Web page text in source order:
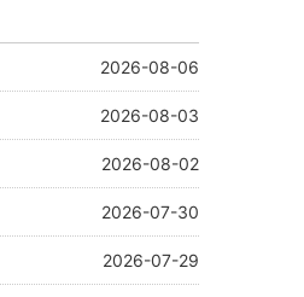
2026-08-06
2026-08-03
2026-08-02
2026-07-30
2026-07-29